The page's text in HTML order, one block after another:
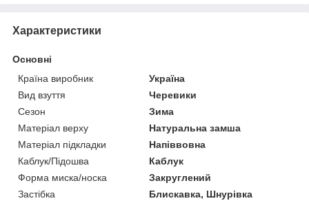
Характеристики
Основні
Країна виробник
Україна
Вид взуття
Черевики
Сезон
Зима
Матеріал верху
Натуральна замша
Матеріал підкладки
Напіввовна
Каблук/Підошва
Каблук
Форма миска/носка
Закруглений
Застібка
Блискавка, Шнурівка